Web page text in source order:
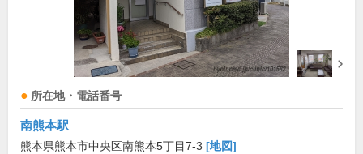
所在地・電話番号
南熊本駅
熊本県熊本市中央区南熊本5丁目7-3 [地図]